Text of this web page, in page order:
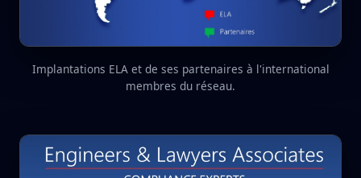
Implantations ELA et de ses partenaires à l'international
membres du réseau.